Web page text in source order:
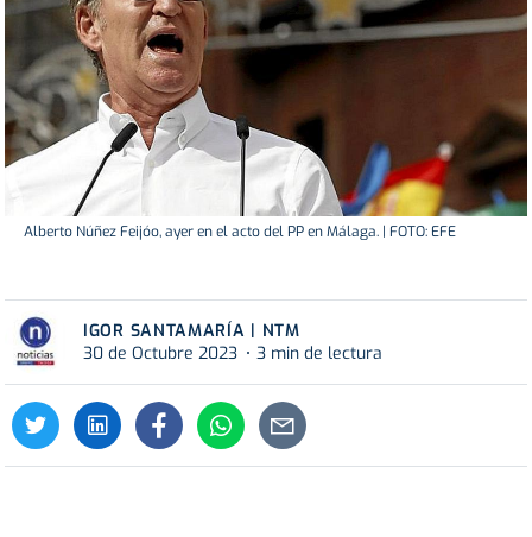
Alberto Núñez Feijóo, ayer en el acto del PP en Málaga. | FOTO: EFE
IGOR SANTAMARÍA | NTM
30 de Octubre 2023
3 min de lectura